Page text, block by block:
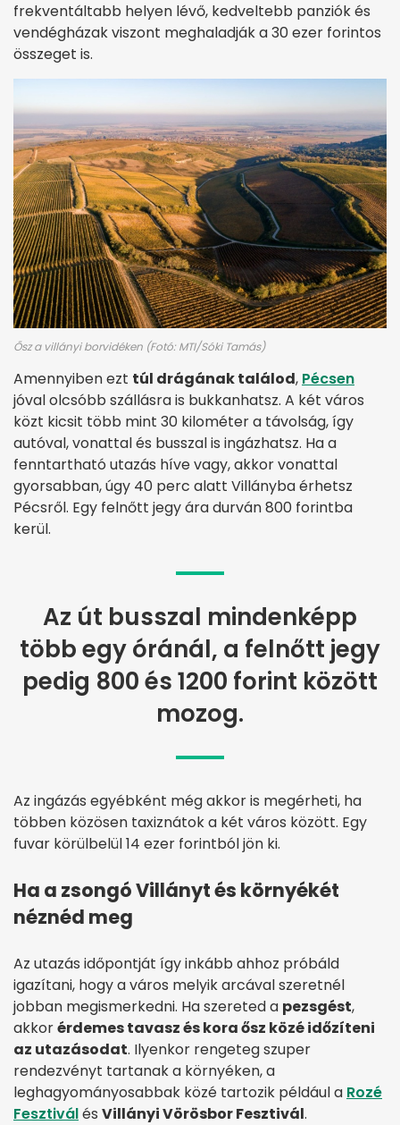
frekventáltabb helyen lévő, kedveltebb panziók és
vendégházak viszont meghaladják a 30 ezer forintos
összeget is.
Ősz a villányi borvidéken (Fotó: MTI/Sóki Tamás)
Amennyiben ezt túl drágának találod, Pécsen
jóval olcsóbb szállásra is bukkanhatsz. A két város
közt kicsit több mint 30 kilométer a távolság, így
autóval, vonattal és busszal is ingázhatsz. Ha a
fenntartható utazás híve vagy, akkor vonattal
gyorsabban, úgy 40 perc alatt Villányba érhetsz
Pécsről. Egy felnőtt jegy ára durván 800 forintba
kerül.
Az út busszal mindenképp
több egy óránál, a felnőtt jegy
pedig 800 és 1200 forint között
mozog.
Az ingázás egyébként még akkor is megérheti, ha
többen közösen taxiznátok a két város között. Egy
fuvar körülbelül 14 ezer forintból jön ki.
Ha a zsongó Villányt és környékét
néznéd meg
Az utazás időpontját így inkább ahhoz próbáld
igazítani, hogy a város melyik arcával szeretnél
jobban megismerkedni. Ha szereted a pezsgést,
akkorérdemes tavasz és kora ősz közé időzíteni
az utazásodat. Ilyenkor rengeteg szuper
rendezvényt tartanak a környéken, a
leghagyományosabbak közé tartozik például a Rozé
Fesztiválés Villányi Vörösbor Fesztivál.